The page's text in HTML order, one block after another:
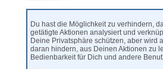
Du hast die Möglichkeit zu verhindern,
getätigte Aktionen analysiert und
Deine Privatsphäre schützen, aber wird
daran hindern, aus Deinen Aktionen zu
Bedienbarkeit für Dich und andere